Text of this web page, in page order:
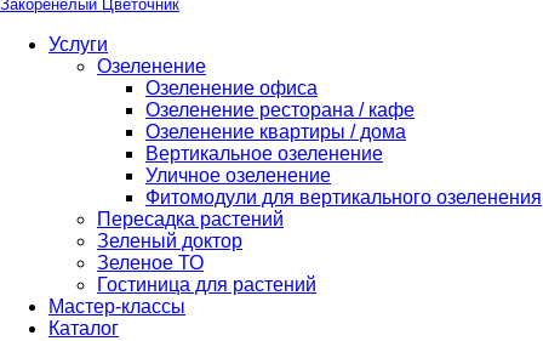
Закоренелый Цветочник
Услуги
Озеленение
Озеленение офиса
Озеленение ресторана / кафе
Озеленение квартиры / дома
Вертикальное озеленение
Уличное озеленение
Фитомодули для вертикального озеленения
Пересадка растений
Зеленый доктор
Зеленое ТО
Гостиница для растений
Мастер-классы
Каталог